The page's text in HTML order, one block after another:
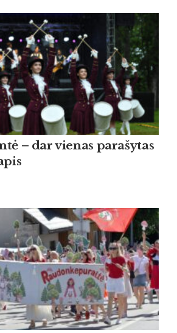
– dar vienas parašytas